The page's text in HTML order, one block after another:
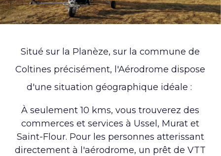
Situé sur la Planèze, sur la commune de
Coltines précisément, l'Aérodrome dispose
d'une situation géographique idéale :
À seulement 10 kms, vous trouverez des
commerces et services à Ussel, Murat et
Saint-Flour. Pour les personnes atterissant
directement à l'aérodrome, un prêt de VTT